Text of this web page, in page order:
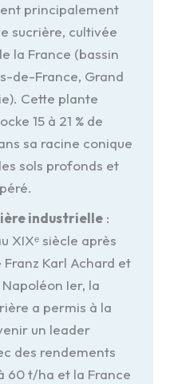
principalement
sucrière, cultivée
la France (bassin
de-France, Grand
Cette plante
15 à 21 % de
sa racine conique
sols profonds et
industrielle:
XIXᵉ siècle après
Franz Karl Achard et
Ier, la
a permis à la
un leader
des rendements
60 t/ha et la France